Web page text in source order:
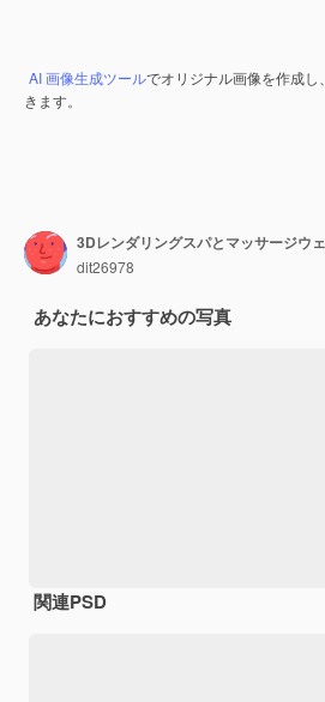
AI 画像生成ツールでオリジナル画像を作成し、
きます。
dit26978
あなたにおすすめの写真
関連PSD